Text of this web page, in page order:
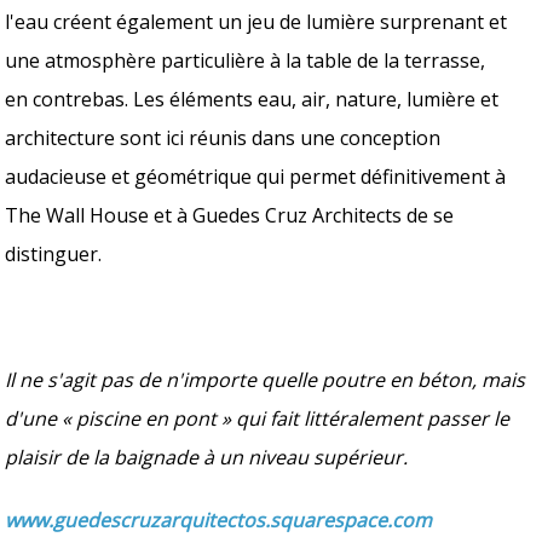
l'eau créent également un jeu de lumière surprenant et
une atmosphère particulière à la table de la terrasse,
en contrebas. Les éléments eau, air, nature, lumière et
architecture sont ici réunis dans une conception
audacieuse et géométrique qui permet définitivement à
The Wall House et à Guedes Cruz Architects de se
distinguer.
Il ne s'agit pas de n'importe quelle poutre en béton, mais
d'une « piscine en pont » qui fait littéralement passer le
plaisir de la baignade à un niveau supérieur.
www.guedescruzarquitectos.squarespace.com